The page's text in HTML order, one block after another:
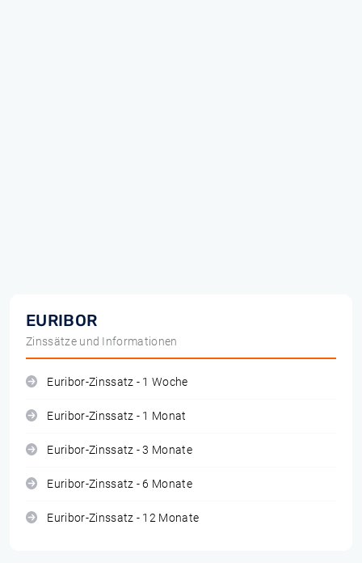
EURIBOR
Zinssätze und Informationen
Euribor-Zinssatz - 1 Woche
Euribor-Zinssatz - 1 Monat
Euribor-Zinssatz - 3 Monate
Euribor-Zinssatz - 6 Monate
Euribor-Zinssatz - 12 Monate